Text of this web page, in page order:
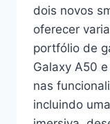
dois novos
oferecer
portfólio de
Galaxy A50
nas
incluindo